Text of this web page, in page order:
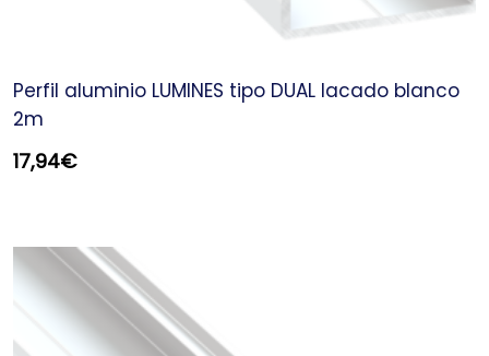
Perfil aluminio LUMINES tipo DUAL lacado blanco
2m
17,94€